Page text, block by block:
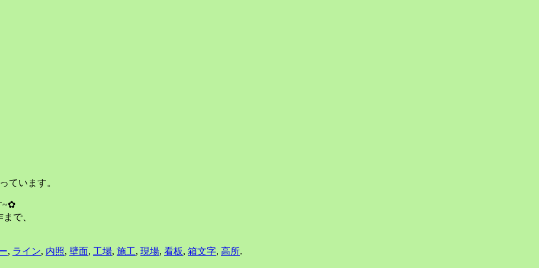
ています。
~✿
で、
, ライン, 内照, 壁面, 工場, 施工, 現場, 看板, 箱文字, 高所.